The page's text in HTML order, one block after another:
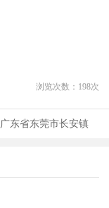
浏览次数： 198次
广东省东莞市长安镇